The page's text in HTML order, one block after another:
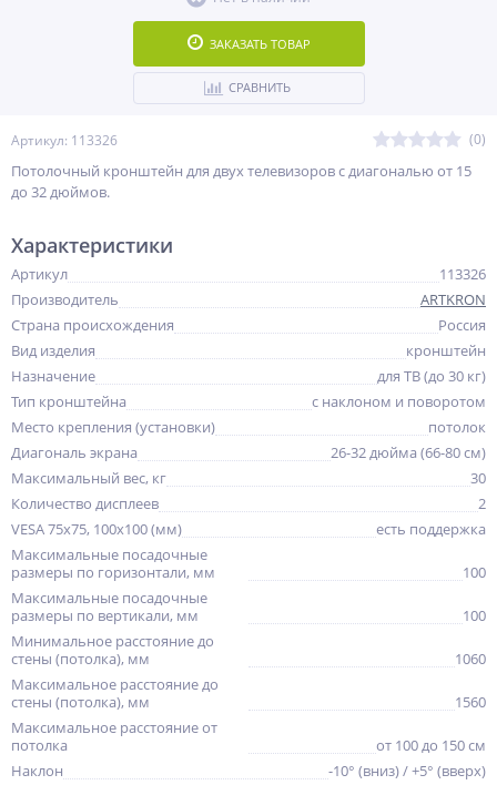
Артикул: 113326 (0)
Потолочный кронштейн для двух телевизоров с диагональю от 15
до 32 дюймов.
ЗАКАЗАТЬ ТОВАР
СРАВНИТЬ
Характеристики
Артикул
113326
Производитель
ARTKRON
Страна происхождения
Россия
Вид изделия
кронштейн
Назначение
для ТВ (до 30 кг)
Тип кронштейна
с наклоном и поворотом
Место крепления (установки)
потолок
Диагональ экрана
26-32 дюйма (66-80 см)
Максимальный вес, кг
30
Количество дисплеев
2
VESA 75x75, 100x100 (мм)
есть поддержка
Максимальные посадочные
размеры по горизонтали, мм
100
Максимальные посадочные
размеры по вертикали, мм
100
Минимальное расстояние до
стены (потолка), мм
1060
Максимальное расстояние до
стены (потолка), мм
1560
Максимальное расстояние от
потолка
от 100 до 150 см
Наклон
-10° (вниз) / +5° (вверх)